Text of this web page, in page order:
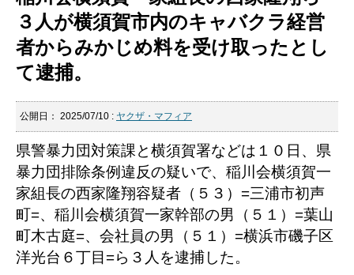
３人が横須賀市内のキャバクラ経営
者からみかじめ料を受け取ったとし
て逮捕。
公開日： 2025/07/10 : ヤクザ・マフィア
県警暴力団対策課と横須賀署などは１０日、県
暴力団排除条例違反の疑いで、稲川会横須賀一
家組長の西家隆翔容疑者（５３）=三浦市初声
町=、稲川会横須賀一家幹部の男（５１）=葉山
町木古庭=、会社員の男（５１）=横浜市磯子区
洋光台６丁目=ら３人を逮捕した。